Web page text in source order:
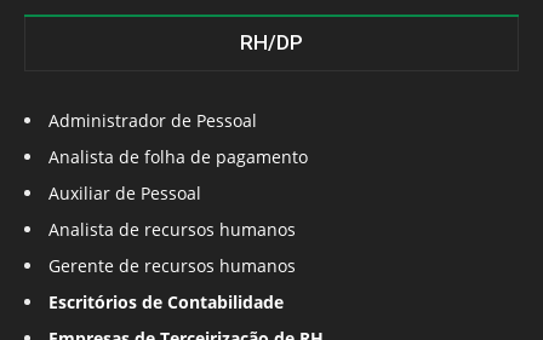
RH/DP
Administrador de Pessoal
Analista de folha de pagamento
Auxiliar de Pessoal
Analista de recursos humanos
Gerente de recursos humanos
Escritórios de Contabilidade